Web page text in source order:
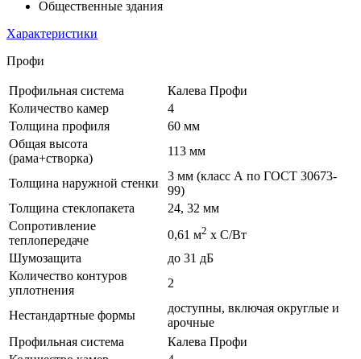
Общественные здания
Характеристики
Профи
Профильная система
Калева Профи
Количество камер
4
Толщина профиля
60 мм
Общая высота
(рама+створка)
113 мм
Толщина наружной стенки
3 мм (класс А по ГОСТ 30673-
99)
Толщина стеклопакета
24, 32 мм
Сопротивление
теплопередаче
0,61 м2 х С/Вт
Шумозащита
до 31 дБ
Количество контуров
уплотнения
2
Нестандартные формы
доступны, включая округлые и
арочные
Профильная система
Калева Профи